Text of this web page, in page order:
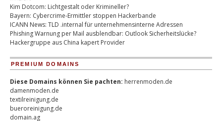
Kim Dotcom: Lichtgestalt oder Krimineller?
Bayern: Cybercrime-Ermittler stoppen Hackerbande
ICANN News: TLD .internal für unternehmensinterne Adressen
Phishing Warnung per Mail ausblendbar: Outlook Sicherheitslücke?
Hackergruppe aus China kapert Provider
PREMIUM DOMAINS
Diese Domains können Sie pachten: herrenmoden.de
damenmoden.de
textilreinigung.de
bueroreinigung.de
domain.ag